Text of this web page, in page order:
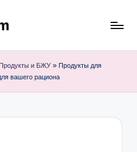
и БЖУ » Продукты для
вашего рациона